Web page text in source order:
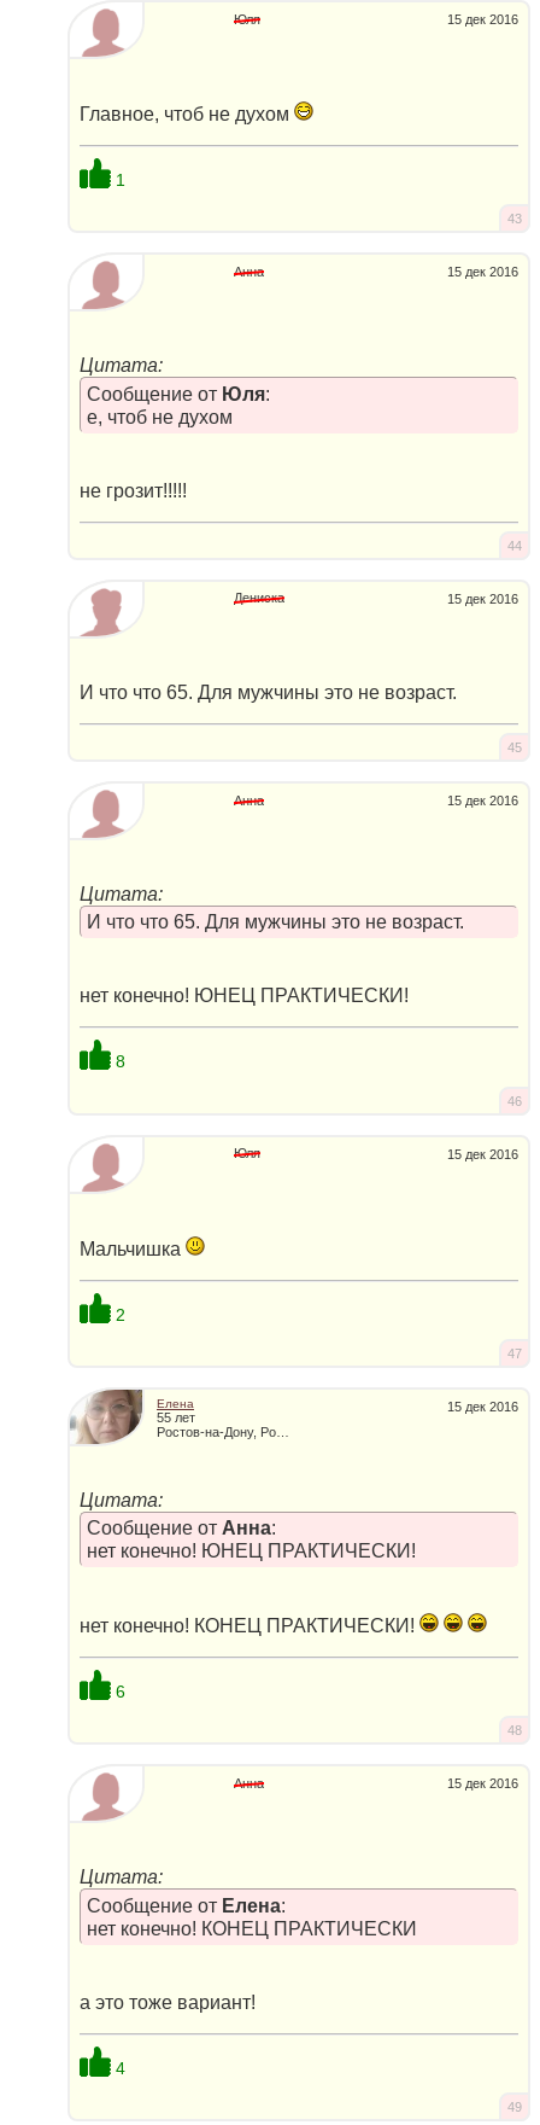
15 дек 2016
Юля
Главное, чтоб не духом
1
43
15 дек 2016
Анна
Цитата:
Сообщение от Юля:
е, чтоб не духом
не грозит!!!!!
44
15 дек 2016
Дениска
И что что 65. Для мужчины это не возраст.
45
15 дек 2016
Анна
Цитата:
И что что 65. Для мужчины это не возраст.
нет конечно! ЮНЕЦ ПРАКТИЧЕСКИ!
8
46
15 дек 2016
Юля
Мальчишка
2
47
15 дек 2016
Елена
55 лет
Цитата:
Сообщение от Анна:
нет конечно! ЮНЕЦ ПРАКТИЧЕСКИ!
нет конечно! КОНЕЦ ПРАКТИЧЕСКИ!
6
48
15 дек 2016
Анна
Цитата:
Сообщение от Елена:
нет конечно! КОНЕЦ ПРАКТИЧЕСКИ
а это тоже вариант!
4
49